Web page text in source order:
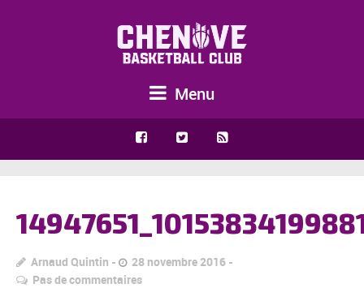
Menu
Arnaud Quintin
28 novembre 2016
Pas de commentaires